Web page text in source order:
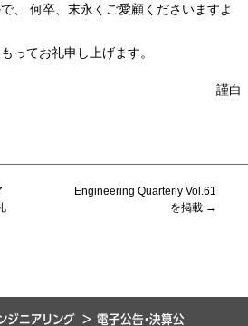
、 何卒、末永くご愛顧くださいますよ
ってお礼申し上げます。
謹白
Engineering Quarterly Vol.61
を掲載 →
ジニアリング > 電子公告・決算公